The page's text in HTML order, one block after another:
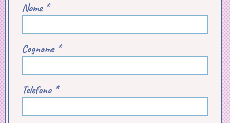
Nome *
Cognome *
Telefono *